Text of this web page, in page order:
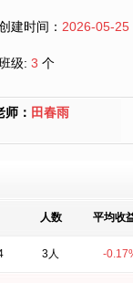
建时间： 2026-05-25
级: 3 个
师： 田春雨
人数 平均收
3人 -